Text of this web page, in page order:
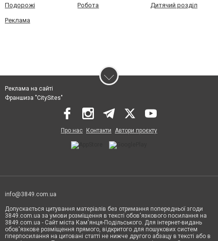
Подорожі Робота Дитячий розділ
Реклама
Реклама на сайті
Франшиза "CitySites"
Про нас Контакти Автори проєкту
info@3849.com.ua
Допускається цитування матеріалів без отримання попередньої згоди
3849.com.ua за умови розміщення в тексті обов'язкового посилання на
3849.com.ua - Сайт міста Кам'янця-Подільського. Для інтернет-видань
обов'язкове розміщення прямого, відкритого для пошукових систем
гіперпосилання на цитовані статті не нижче другого абзацу в тексті або в